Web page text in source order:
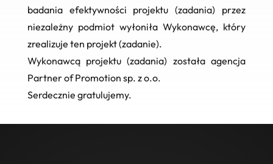
badania efektywności projektu (zadania) przez
niezależny podmiot wyłoniła Wykonawcę, który
zrealizuje ten projekt (zadanie).
Wykonawcą projektu (zadania) została agencja
Partner of Promotion sp. z o.o.
Serdecznie gratulujemy.